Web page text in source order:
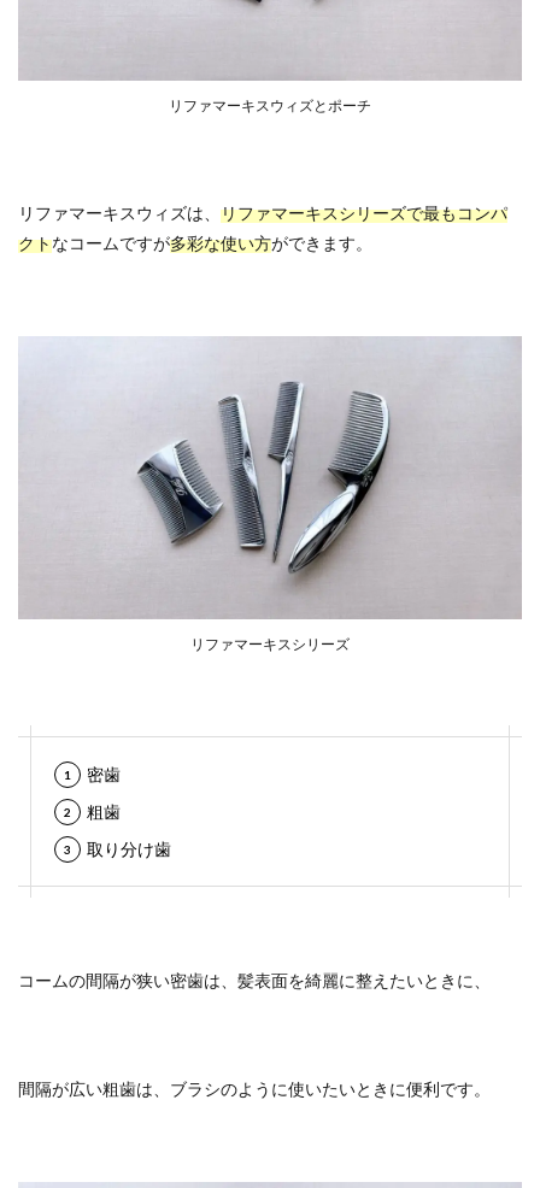
リファマーキスウィズとポーチ
リファマーキスウィズは、 リファマーキスシリーズで最もコンパ
クトなコームですが多彩な使い方ができます。
リファマーキスシリーズ
密歯
粗歯
取り分け歯
コームの間隔が狭い密歯は、髪表面を綺麗に整えたいときに、
間隔が広い粗歯は、ブラシのように使いたいときに便利です。